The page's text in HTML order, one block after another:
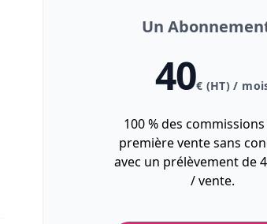
Un
40€ (HT) /
100 % des
première vente sans
avec un prélèvement de
/ vente.